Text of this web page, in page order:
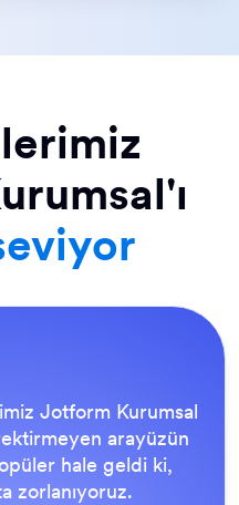
Jotform Kurumsal
arayüzün
hale geldi ki,
zorlanıyoruz.